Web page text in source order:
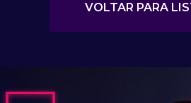
VOLTAR PARA